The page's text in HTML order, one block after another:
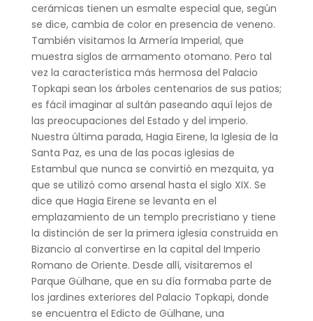
cerámicas tienen un esmalte especial que, según
se dice, cambia de color en presencia de veneno.
También visitamos la Armería Imperial, que
muestra siglos de armamento otomano. Pero tal
vez la característica más hermosa del Palacio
Topkapi sean los árboles centenarios de sus patios;
es fácil imaginar al sultán paseando aquí lejos de
las preocupaciones del Estado y del imperio.
Nuestra última parada, Hagia Eirene, la Iglesia de la
Santa Paz, es una de las pocas iglesias de
Estambul que nunca se convirtió en mezquita, ya
que se utilizó como arsenal hasta el siglo XIX. Se
dice que Hagia Eirene se levanta en el
emplazamiento de un templo precristiano y tiene
la distinción de ser la primera iglesia construida en
Bizancio al convertirse en la capital del Imperio
Romano de Oriente. Desde allí, visitaremos el
Parque Gülhane, que en su día formaba parte de
los jardines exteriores del Palacio Topkapi, donde
se encuentra el Edicto de Gülhane, una